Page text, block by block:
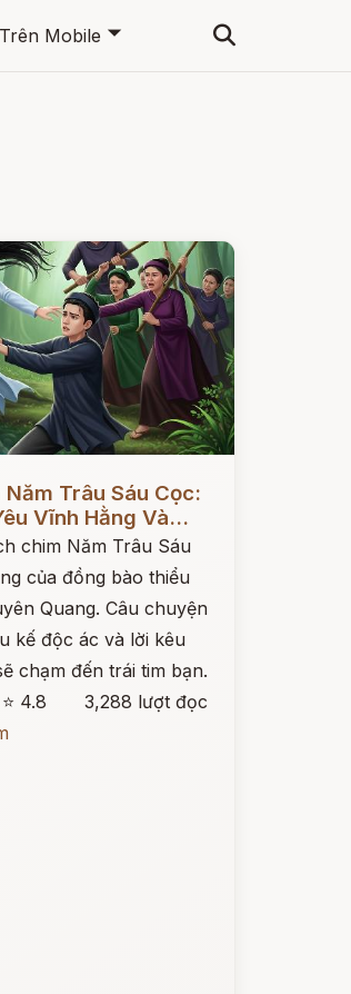
Trên Mobile 🞃
Trâu Sáu Cọc:
Vĩnh Hằng Và...
chim Năm Trâu Sáu
của đồng bào thiểu
Quang. Câu chuyện
kế độc ác và lời kêu
chạm đến trái tim bạn.
⭐ 4.8
3,288 lượt đọc